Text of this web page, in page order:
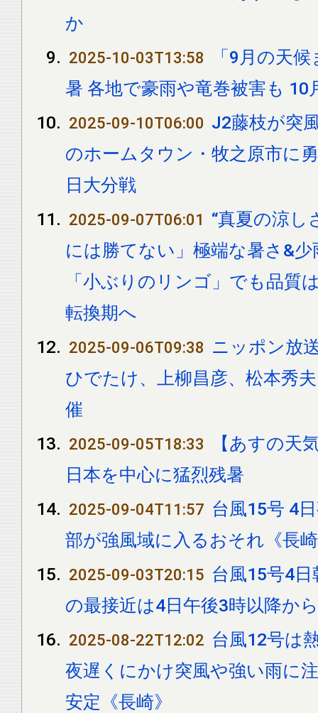
か
2025-10-03T13:58
「9月の天
暑 各地で豪雨や竜巻被害も 10
2025-09-10T06:00 J2藤枝が突
のホームタウン・牧之原市に
日大分戦
2025-09-07T06:01 “真夏の涼し
には勝てない」極端な暑さ&
「小ぶりのリンゴ」でも品質
転換期へ
2025-09-06T09:38 ニッポン放
ひでたけ、上柳昌彦、松本秀
催
2025-09-05T18:33
【あすの天
日本を中心に猛烈残暑
2025-09-04T11:57 台風15号 4
部が強風域に入るおそれ《長
2025-09-03T20:15 台風15号4
の最接近は4日午後3時以降か
2025-08-22T12:02 台風12号は
夜遅くにかけ突風や強い雨に
安定《長崎》